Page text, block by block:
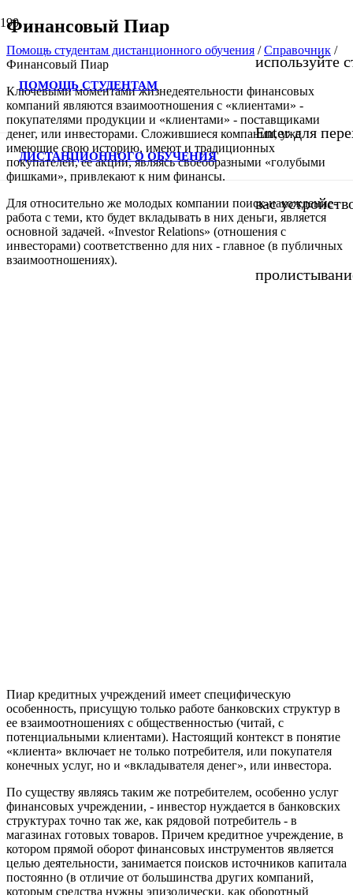
ПОМОЩЬ СТУДЕНТАМ
ДИСТАНЦИОННОГО ОБУЧЕНИЯ
используйте
Enter для
вас
Финансовый Пиар
Помощь студентам дистанционного обучения /Справочник /
Финансовый Пиар
Ключевыми моментами жизнедеятельности финансовых
компаний являются взаимоотношения с «клиентами» -
покупателями продукции и «клиентами» - поставщиками
денег, или инвесторами. Сложившиеся компании, уже
имеющие свою историю, имеют и традиционных
покупателей, ее акции, являясь своеобразными «голубыми
фишками», привлекают к ним финансы.
Для относительно же молодых компании поиск-нахождение-
работа с теми, кто будет вкладывать в них деньги, является
основной задачей. «Investor Relations» (отношения с
инвесторами) соответственно для них - главное (в публичных
взаимоотношениях).
Пиар кредитных учреждений имеет специфическую
особенность, присущую только работе банковских структур в
ее взаимоотношениях с общественностью (читай, с
потенциальными клиентами). Настоящий контекст в понятие
«клиента» включает не только потребителя, или покупателя
конечных услуг, но и «вкладывателя денег», или инвестора.
По существу являясь таким же потребителем, особенно услуг
финансовых учреждении, - инвестор нуждается в банковских
структурах точно так же, как рядовой потребитель - в
магазинах готовых товаров. Причем кредитное учреждение, в
котором прямой оборот финансовых инструментов является
целью деятельности, занимается поисков источников капитала
постоянно (в отличие от большинства других компаний,
которым средства нужны эпизодически, как оборотный